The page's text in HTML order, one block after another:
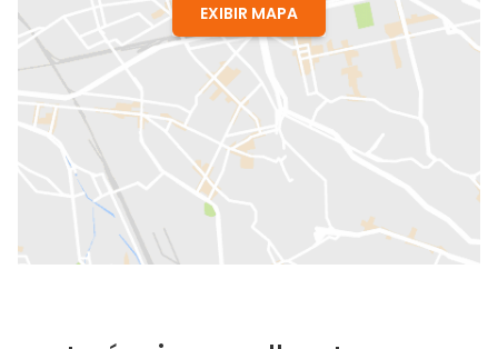
EXIBIR MAPA